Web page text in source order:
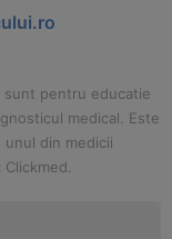
sunt pentru educatie
medical. Este
din medicii